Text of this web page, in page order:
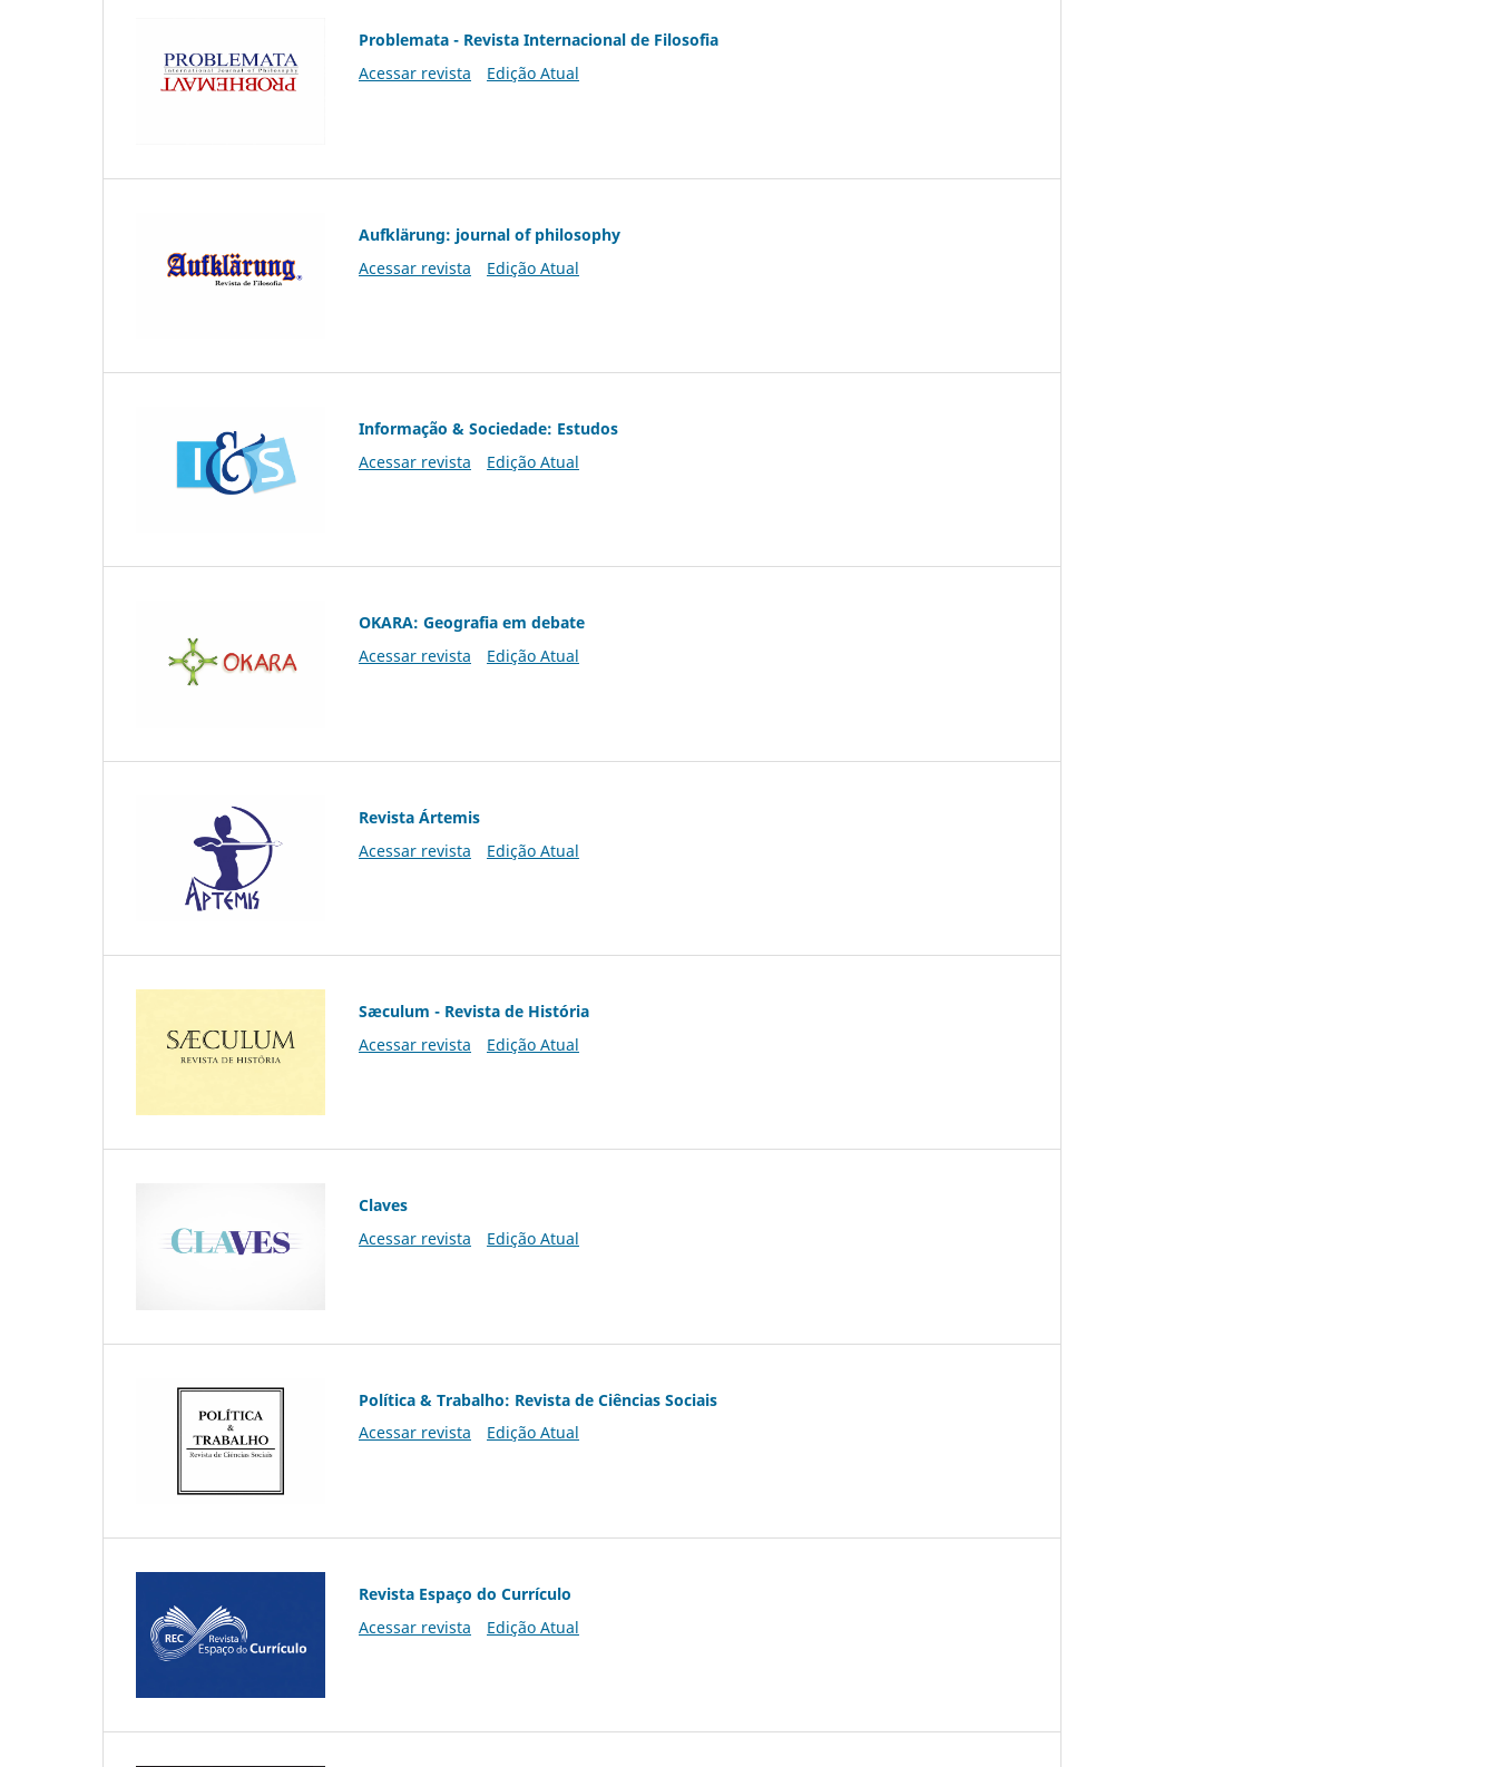
Problemata - Revista Internacional de Filosofia
Acessar revista
Edição Atual
Aufklärung: journal of philosophy
Acessar revista
Edição Atual
Informação & Sociedade: Estudos
Acessar revista
Edição Atual
OKARA: Geografia em debate
Acessar revista
Edição Atual
Revista Ártemis
Acessar revista
Edição Atual
Sæculum - Revista de História
Acessar revista
Edição Atual
Claves
Acessar revista
Edição Atual
Política & Trabalho: Revista de Ciências Sociais
Acessar revista
Edição Atual
Revista Espaço do Currículo
Acessar revista
Edição Atual